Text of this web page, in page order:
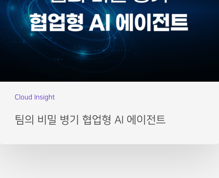
Cloud Insight
팀의 비밀 병기 협업형 AI 에이전트